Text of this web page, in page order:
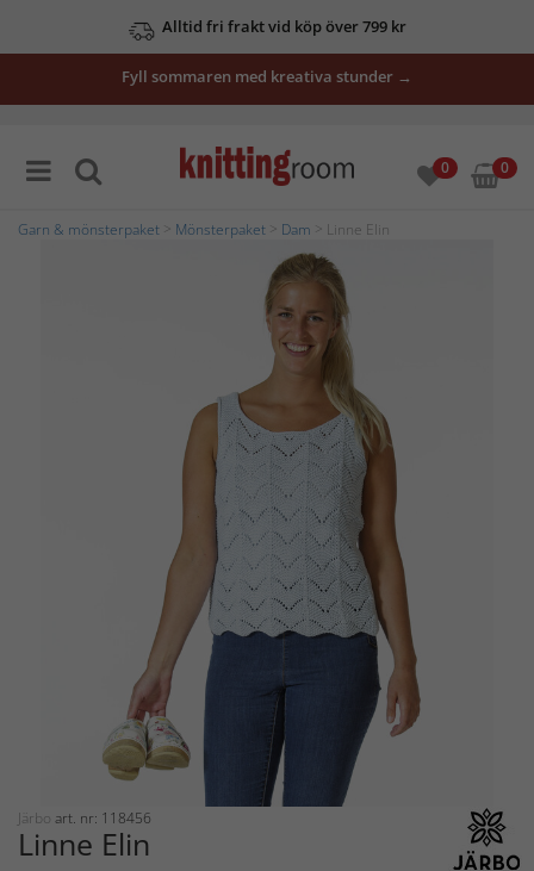
Alltid fri frakt vid köp över 799 kr
Fyll sommaren med kreativa stunder →
0 0
Garn & mönsterpaket Mönsterpaket Dam > Linne Elin
Järbo art. nr: 118456
Linne Elin